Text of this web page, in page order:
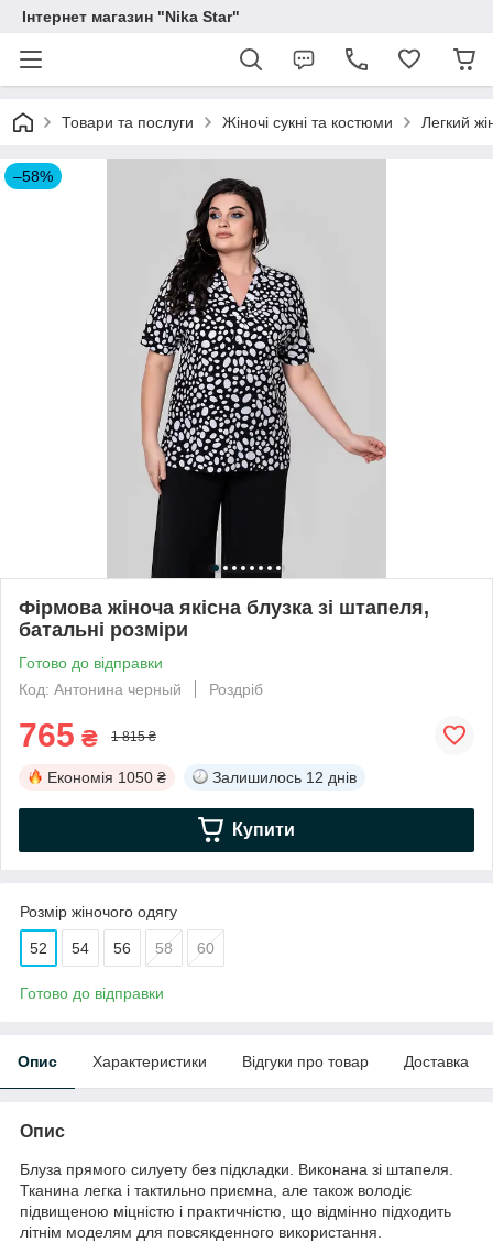
Інтернет магазин "Nika Star"
Товари та послуги Жіночі сукні та костюми Легкий
–58%
Фірмова жіноча якісна блузка зі штапеля,
батальні розміри
Готово до відправки
Код: Антонина черный
Роздріб
765 ₴ 1 815 ₴
Економія 1050 ₴ Залишилось 12 днів
Купити
Розмір жіночого одягу
52 54 56 58 60
Готово до відправки
Опис Характеристики Відгуки про товар Доставка
Опис
Блуза прямого силуету без підкладки. Виконана зі штапеля.
Тканина легка і тактильно приємна, але також володіє
підвищеною міцністю і практичністю, що відмінно підходить
літнім моделям для повсякденного використання.